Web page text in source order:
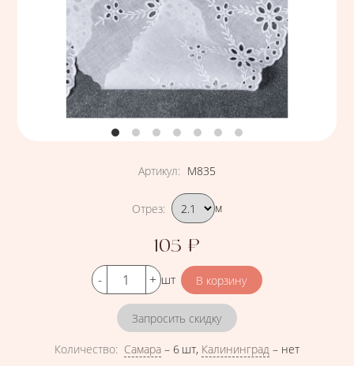
Артикул: М835
Подобрать вариант
Отрез: м
Цена
105 ₽
Кол-во шт
Запросить скидку
Количество: Самара – 6 шт, Калининград – нет